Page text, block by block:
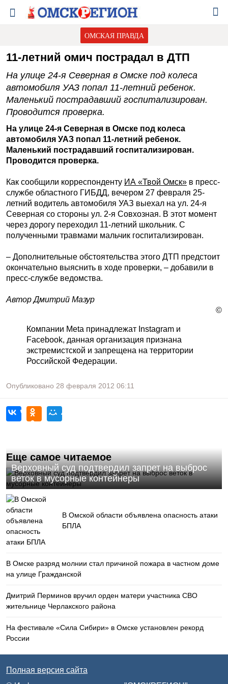
ОМСКАЯ ПРАВДА
11-летний омич пострадал в ДТП
На улице 24-я Северная в Омске под колеса
автомобиля УАЗ попал 11-летний ребенок.
Маленький пострадавший госпитализирован.
Проводится проверка.
На улице 24-я Северная в Омске под колеса
автомобиля УАЗ попал 11-летний ребенок.
Маленький пострадавший госпитализирован.
Проводится проверка.
Как сообщили корреспонденту ИА «Твой Омск» в пресс-
службе областного ГИБДД, вечером 27 февраля 25-
летний водитель автомобиля УАЗ выехал на ул. 24-я
Северная со стороны ул. 2-я Совхозная. В этот момент
через дорогу переходил 11-летний школьник. С
полученными травмами мальчик госпитализирован.
– Дополнительные обстоятельства этого ДТП предстоит
окончательно выяснить в ходе проверки, – добавили в
пресс-службе ведомства.
Автор Дмитрий Мазур
©
Компании Meta принадлежат Instagram и
Facebook, данная организация признана
экстремистской и запрещена на территории
Российской Федерации.
Опубликовано 28 февраля 2012 06:11
Еще самое читаемое
Верховный суд подтвердил запрет на выброс
веток в мусорные контейнеры
В Омской области объявлена опасность атаки
БПЛА
В Омске разряд молнии стал причиной пожара в частном доме
на улице Гражданской
Дмитрий Перминов вручил орден матери участника СВО
жительнице Черлакского района
На фестивале «Сила Сибири» в Омске установлен рекорд
России
Полная версия сайта